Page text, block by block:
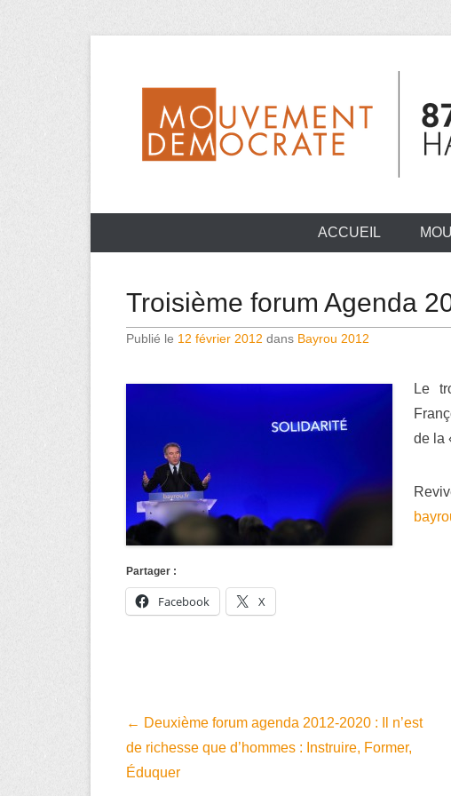
MoDem 87ACCUEIL
Troisième forum Agenda
Publié le 12 février 2012 dans Bayrou 2012
Le
de la
Partager :
Facebook X
Navigation
dans
les
← Deuxième forum agenda 2012-2020 : Il n’est
de richesse que d’hommes : Instruire, Former,
Éduquer